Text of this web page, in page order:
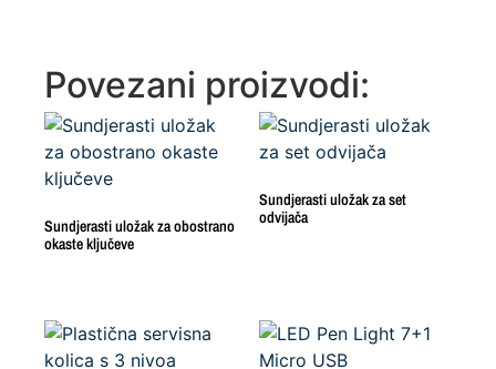
Povezani proizvodi:
Sundjerasti uložak za obostrano
okaste ključeve
Sundjerasti uložak za set
odvijača